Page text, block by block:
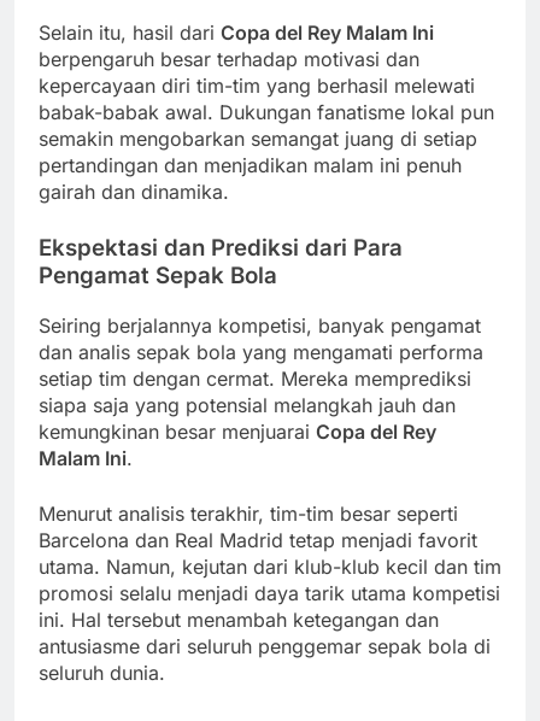
Selain itu, hasil dari Copa del Rey Malam Ini
berpengaruh besar terhadap motivasi dan
kepercayaan diri tim-tim yang berhasil melewati
babak-babak awal. Dukungan fanatisme lokal pun
semakin mengobarkan semangat juang di setiap
pertandingan dan menjadikan malam ini penuh
gairah dan dinamika.
Ekspektasi dan Prediksi dari Para
Pengamat Sepak Bola
Seiring berjalannya kompetisi, banyak pengamat
dan analis sepak bola yang mengamati performa
setiap tim dengan cermat. Mereka memprediksi
siapa saja yang potensial melangkah jauh dan
kemungkinan besar menjuarai Copa del Rey
Malam Ini.
Menurut analisis terakhir, tim-tim besar seperti
Barcelona dan Real Madrid tetap menjadi favorit
utama. Namun, kejutan dari klub-klub kecil dan tim
promosi selalu menjadi daya tarik utama kompetisi
ini. Hal tersebut menambah ketegangan dan
antusiasme dari seluruh penggemar sepak bola di
seluruh dunia.